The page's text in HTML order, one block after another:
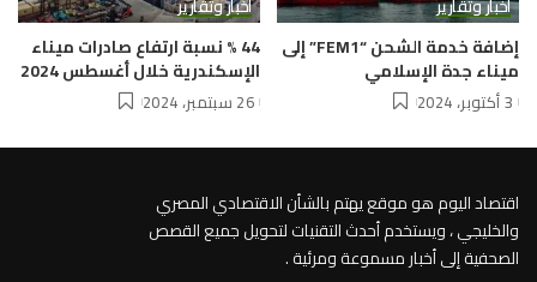
أخبار وتقارير
إضافة خدمة الشحن “FEM1” إلى
ميناء جدة الإسلامي
3 أكتوبر، 2024
أخبار وتقارير
44 % نسبة ارتفاع صادرات ميناء
الإسكندرية خلال أغسطس 2024
26 سبتمبر، 2024
اقتصاد اليوم هو موقع يهتم بالشأن الاقتصادي المصري
والخليجي ، ويستخدم أحدث التقنيات لتحويل جميع القصص
الصحفية إلى أخبار مسموعة ومرئية .